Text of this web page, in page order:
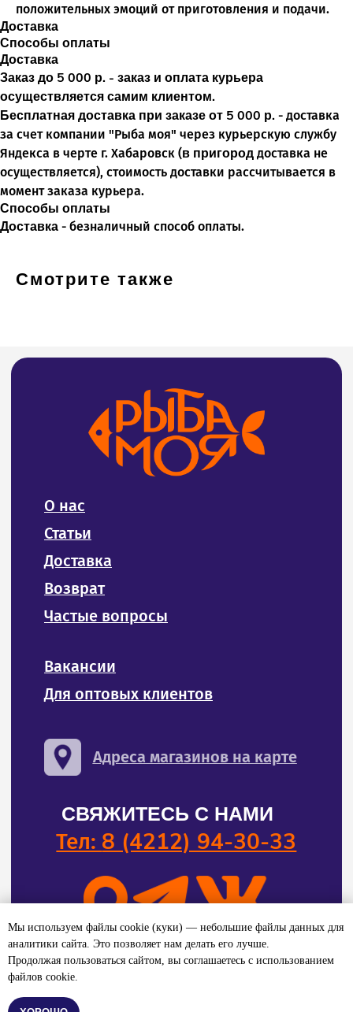
положительных эмоций от приготовления и подачи.
Доставка
Способы оплаты
Доставка
Заказ до 5 000 р. - заказ и оплата курьера
осуществляется самим клиентом.
Бесплатная доставка при заказе от 5 000 р. - доставка
за счет компании "Рыба моя" через курьерскую службу
Яндекса в черте г. Хабаровск (в пригород доставка не
осуществляется), стоимость доставки рассчитывается в
момент заказа курьера.
Способы оплаты
Доставка - безналичный способ оплаты.
Смотрите также
Доставка
Возврат
Для оптовых клиентов
Частые вопросы
8 (4212) 94-30-33
Политика конфиденциальности и обработки
персональных данных
Мы используем файлы cookie (куки) — небольшие файлы данных для
аналитики сайта. Это позволяет нам делать его лучше.
Продолжая пользоваться сайтом, вы соглашаетесь с использованием
файлов cookie.